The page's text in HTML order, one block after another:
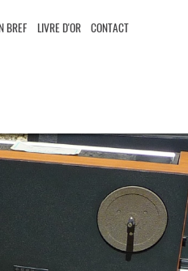
BREF LIVRE D'OR CONTACT